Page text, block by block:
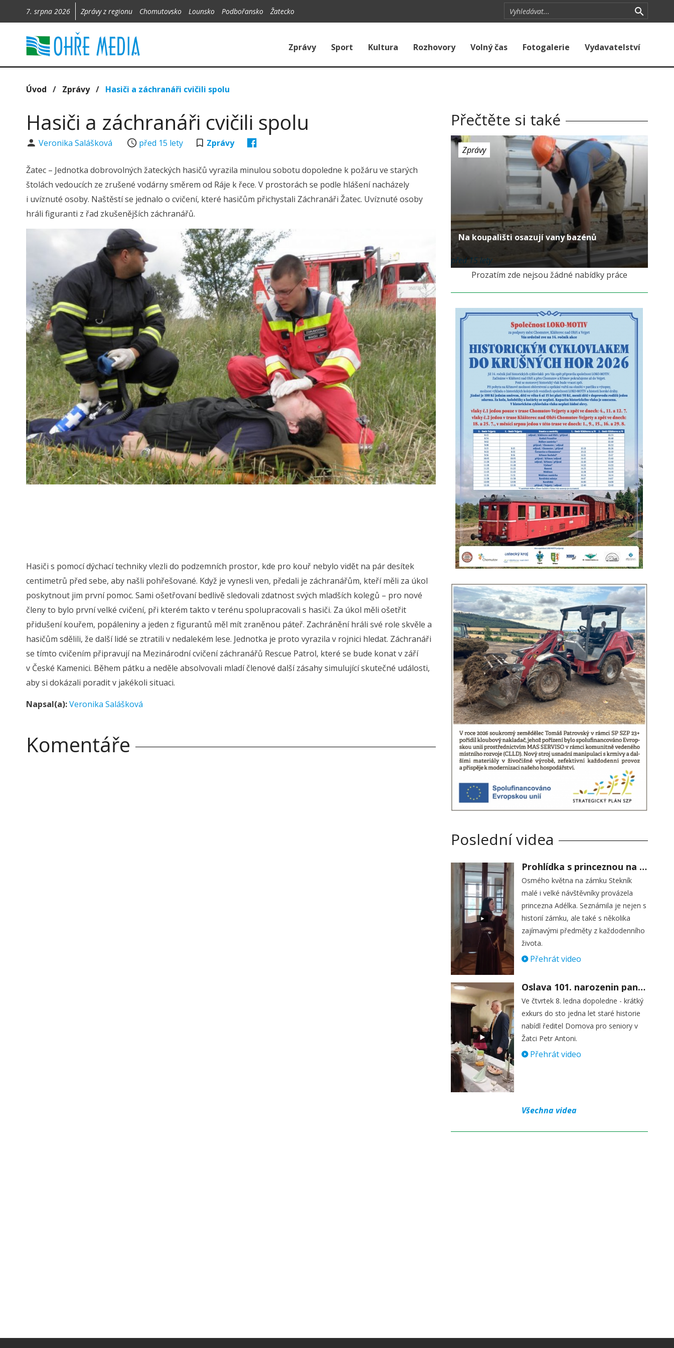
7. srpna 2026 Zprávy z regionu Chomutovsko Lounsko Podbořansko Žatecko
Zprávy Sport Kultura Rozhovory Volný čas Fotogalerie Vydavatelství
Úvod / Zprávy/ Hasiči a záchranáři cvičili spolu
Hasiči a záchranáři cvičili spolu
Veronika Salášková před 15 lety Zprávy
Žatec – Jednotka dobrovolných žateckých hasičů vyrazila minulou sobotu dopoledne k požáru ve starých
štolách vedoucích ze zrušené vodárny směrem od Ráje k řece. V prostorách se podle hlášení nacházely
i uvíznuté osoby. Naštěstí se jednalo o cvičení, které hasičům přichystali Záchranáři Žatec. Uvíznuté osoby
hráli figuranti z řad zkušenějších záchranářů.
Hasiči s pomocí dýchací techniky vlezli do podzemních prostor, kde pro kouř nebylo vidět na pár desítek
centimetrů před sebe, aby našli pohřešované. Když je vynesli ven, předali je záchranářům, kteří měli za úkol
poskytnout jim první pomoc. Sami ošetřovaní bedlivě sledovali zdatnost svých mladších kolegů – pro nové
členy to bylo první velké cvičení, při kterém takto v terénu spolupracovali s hasiči. Za úkol měli ošetřit
přidušení kouřem, popáleniny a jeden z figurantů měl mít zraněnou páteř. Zachránění hráli své role skvěle a
hasičům sdělili, že další lidé se ztratili v nedalekém lese. Jednotka je proto vyrazila v rojnici hledat. Záchranáři
se tímto cvičením připravují na Mezinárodní cvičení záchranářů Rescue Patrol, které se bude konat v září
v České Kamenici. Během pátku a neděle absolvovali mladí členové další zásahy simulující skutečné události,
aby si dokázali poradit v jakékoli situaci.
Napsal(a):Veronika Salášková
Komentáře
Přečtěte si také
Zprávy
Na koupališti osazují vany bazénů
před 15 lety
Prozatím zde nejsou žádné nabídky práce
Poslední videa
Prohlídka s princeznou na zámku Stekník
Osmého května na zámku Stekník
malé i velké návštěvníky provázela
princezna Adélka. Seznámila je nejen s
historií zámku, ale také s několika
zajímavými předměty z každodenního
života.
Přehrát video
Oslava 101. narozenin paní Věry Skořepové
Ve čtvrtek 8. ledna dopoledne - krátký
exkurs do sto jedna let staré historie
nabídl ředitel Domova pro seniory v
Žatci Petr Antoni.
Přehrát video
Všechna videa